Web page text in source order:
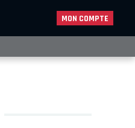
MON COMPTE